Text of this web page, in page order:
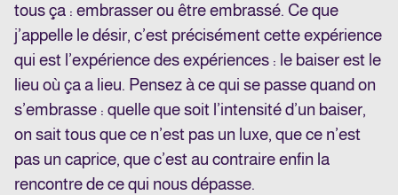
tous ça : embrasser ou être embrassé. Ce que
j’appelle le désir, c’est précisément cette expérience
qui est l’expérience des expériences : le baiser est le
lieu où ça a lieu. Pensez à ce qui se passe quand on
s’embrasse : quelle que soit l’intensité d’un baiser,
on sait tous que ce n’est pas un luxe, que ce n’est
pas un caprice, que c’est au contraire enfin la
rencontre de ce qui nous dépasse.